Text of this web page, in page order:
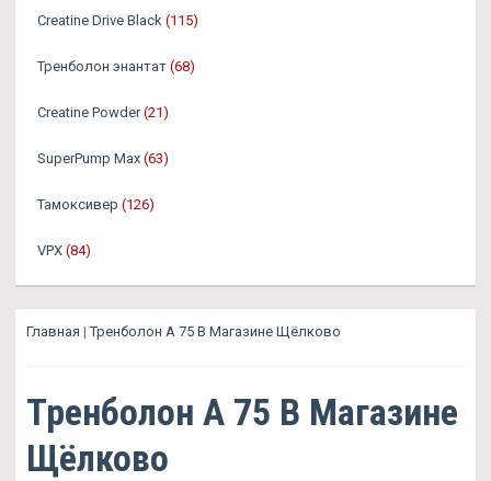
Creatine Drive Black (115)
Тренболон энантат (68)
Creatine Powder (21)
SuperPump Max (63)
Тамоксивер (126)
VPX (84)
Главная |Тренболон A 75 В Магазине Щёлково
Тренболон A 75 В Магазине
Щёлково